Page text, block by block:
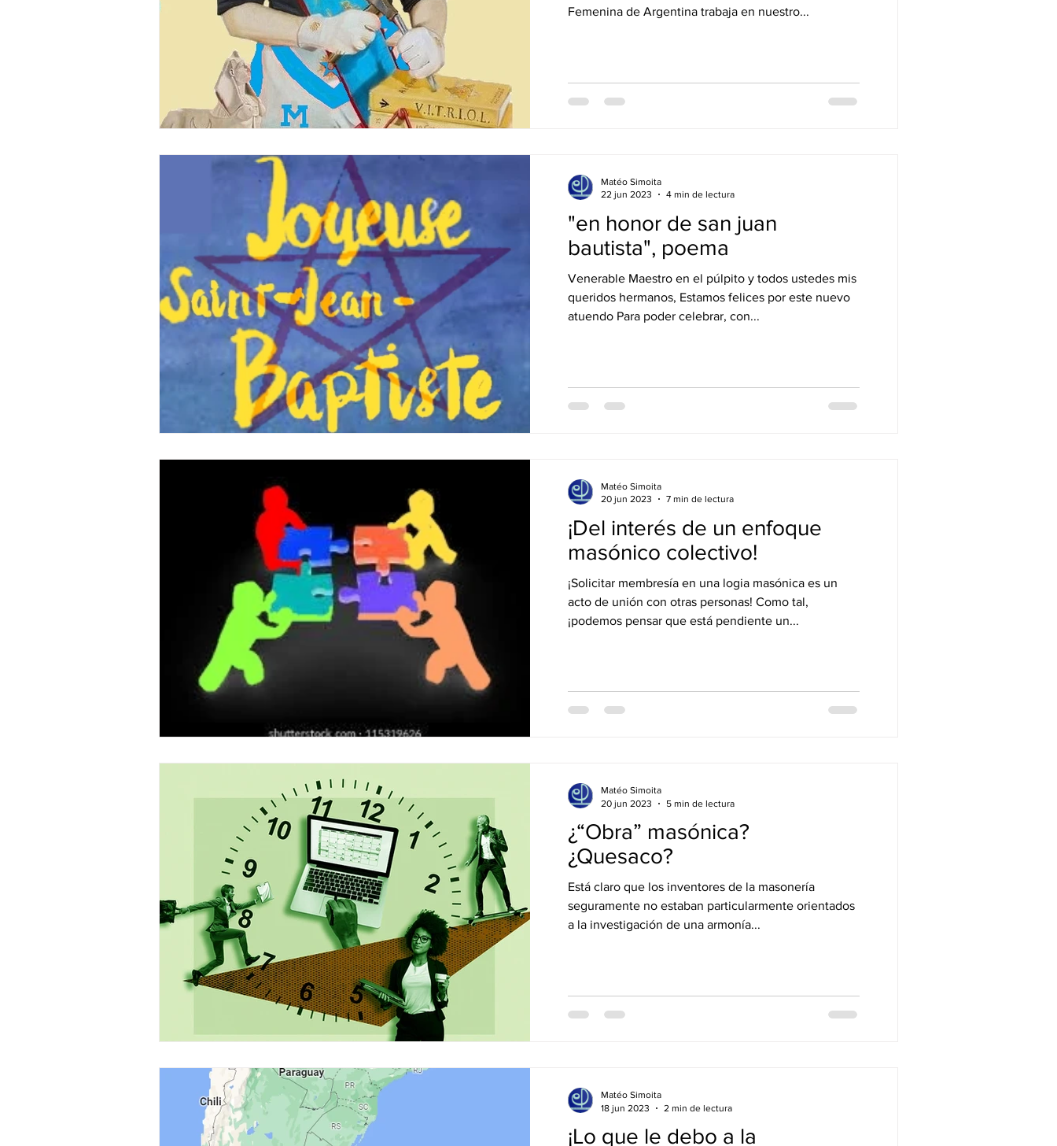
Femenina de Argentina trabaja en nuestro...
"en honor de san juan
bautista", poema
Venerable Maestro en el púlpito y todos ustedes mis
queridos hermanos, Estamos felices por este nuevo
atuendo Para poder celebrar, con...
Matéo Simoita
22 jun 2023
4 min de lectura
¡Del interés de un enfoque
masónico colectivo!
¡Solicitar membresía en una logia masónica es un
acto de unión con otras personas! Como tal,
¡podemos pensar que está pendiente un...
Matéo Simoita
20 jun 2023
7 min de lectura
¿“Obra” masónica?
¿Quesaco?
Está claro que los inventores de la masonería
seguramente no estaban particularmente orientados
a la investigación de una armonía...
Matéo Simoita
20 jun 2023
5 min de lectura
¡Lo que le debo a la
Matéo Simoita
18 jun 2023
2 min de lectura